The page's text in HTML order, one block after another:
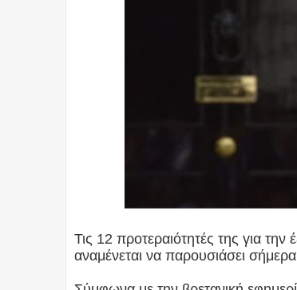
Τις 12 προτεραιότητές της για
αναμένεται να παρουσιάσει